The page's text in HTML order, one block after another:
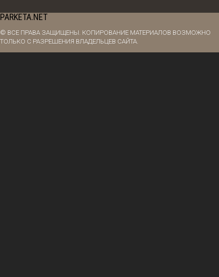
PARKETA.NET
© ВСЕ ПРАВА ЗАЩИЩЕНЫ. КОПИРОВАНИЕ МАТЕРИАЛОВ ВОЗМОЖНО
ТОЛЬКО С РАЗРЕШЕНИЯ ВЛАДЕЛЬЦЕВ САЙТА.